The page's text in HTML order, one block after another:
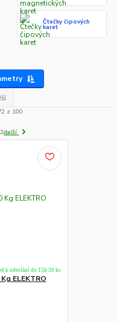
Čtečky čipových
karet
z 100
další
ELEKTRO
k odeslání do 15h 30 ks